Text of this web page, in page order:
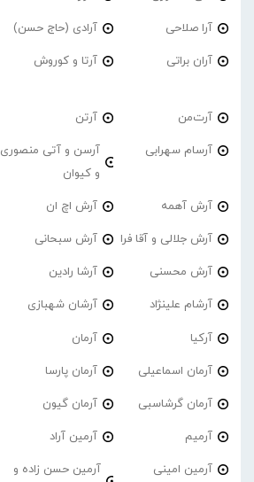
آرا صلاحی آرادی (حاج حسن)
آران براتی آرتا و کوروش
آرت‌من آرتن
آرسام سهرابی
آرسن و آتی منصوری
و کیوان
آرش آهمه آرش اچ ان
آرش جلالی و آقا فرا آرش سبحانی
آرش محسنی آرشا رادین
آرشام علینژاد آرشان شهبازی
آرکیا آرمان
آرمان اسماعیلی آرمان پارسا
آرمان گرشاسبی آرمان گیون
آرمیم آرمین آراد
آرمین امینی
آرمین حسن زاده و